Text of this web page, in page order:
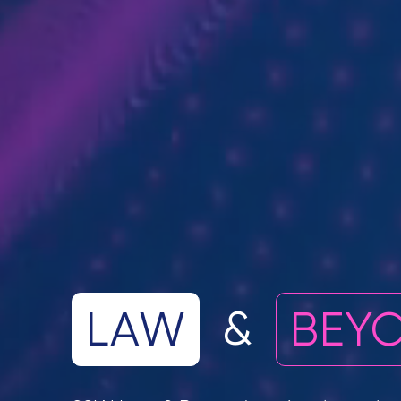
LAW &